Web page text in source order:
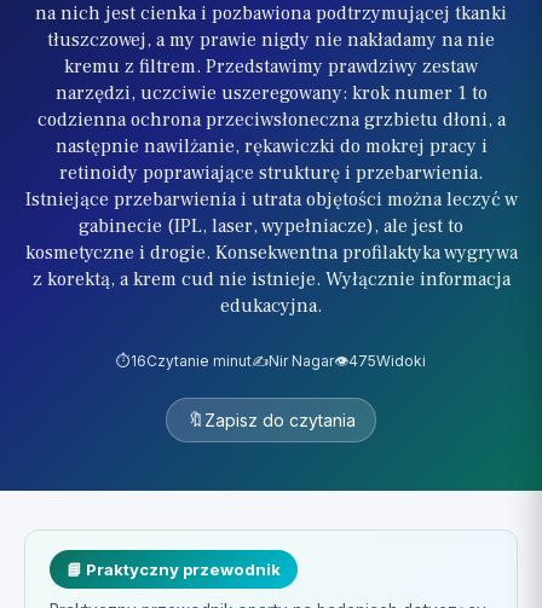
na nich jest cienka i pozbawiona podtrzymującej tkanki
tłuszczowej, a my prawie nigdy nie nakładamy na nie
kremu z filtrem. Przedstawimy prawdziwy zestaw
narzędzi, uczciwie uszeregowany: krok numer 1 to
codzienna ochrona przeciwsłoneczna grzbietu dłoni, a
następnie nawilżanie, rękawiczki do mokrej pracy i
retinoidy poprawiające strukturę i przebarwienia.
Istniejące przebarwienia i utrata objętości można leczyć w
gabinecie (IPL, laser, wypełniacze), ale jest to
kosmetyczne i drogie. Konsekwentna profilaktyka wygrywa
z korektą, a krem cud nie istnieje. Wyłącznie informacja
edukacyjna.
⏱️16Czytanie minut✍️Nir Nagar👁️475Widoki
🔖 Zapisz do czytania
📘 Praktyczny przewodnik